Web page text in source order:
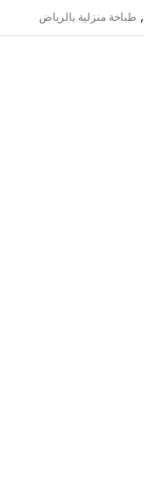
, طباخة منزلية بالرياض